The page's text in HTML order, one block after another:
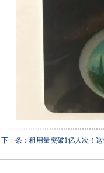
下一条： 租用量突破1亿人次！